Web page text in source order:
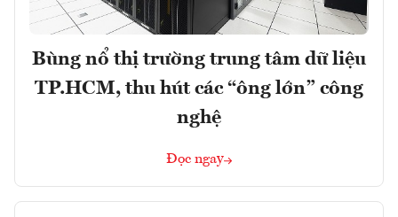
Bùng nổ thị trường trung tâm dữ liệu
TP.HCM, thu hút các “ông lớn” công
nghệ
Đọc ngay